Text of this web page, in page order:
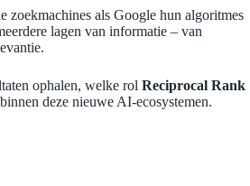
zoekmachines als Google hun algoritmes
lagen van informatie – van
ophalen, welke rol Reciprocal Rank
deze nieuwe AI-ecosystemen.